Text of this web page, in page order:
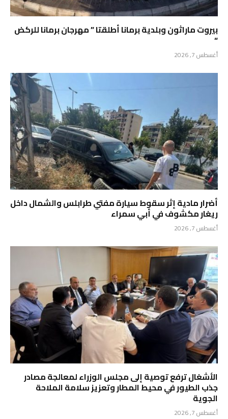
بيروت ماراثون وبلدية برمانا أطلقتا ” مهرجان برمانا للركض
“
أغسطس 7, 2026
أضرار مادية إثر سقوط سيارة مفتي طرابلس والشمال داخل
ريغار مكشوف في أبي سمراء
أغسطس 7, 2026
الأشغال ترفع توصية إلى مجلس الوزراء لمعالجة مصادر
جذب الطيور في محيط المطار وتعزيز سلامة الملاحة
الجوية
أغسطس 7, 2026